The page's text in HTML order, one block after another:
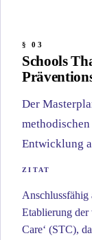
Schools
Der
Entwicklung
Anschlussfähig
Etablierung der
Care‘ (STC),